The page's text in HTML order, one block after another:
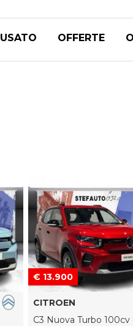
USATO OFFERTE
€ 13.900
CITROEN
C3 Nuova Turbo 100cv